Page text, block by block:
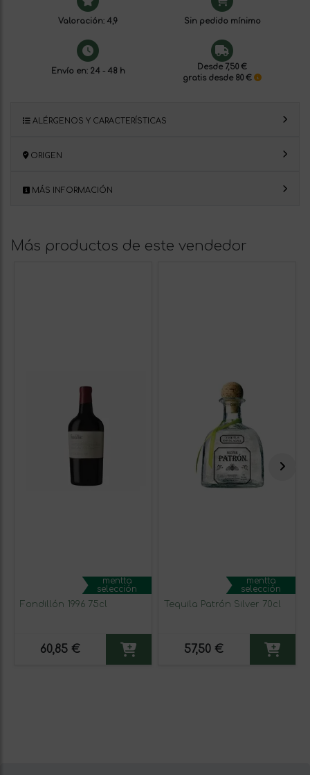
Valoración: 4,9 Sin pedido mínimo
Envío en: 24 - 48 h
Desde 7,50 €
gratis desde 80 €
ALÉRGENOS Y CARACTERÍSTICAS
ORIGEN
MÁS INFORMACIÓN
Más productos de este vendedor
mentta
selección
Fondillón 1996 75cl
60,85 €
mentta
selección
Tequila Patrón Silver 70cl
57,50 €